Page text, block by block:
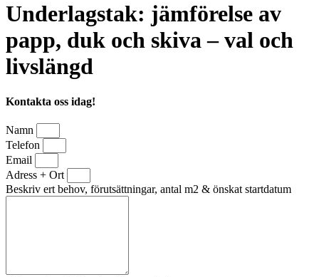
Underlagstak: jämförelse av
papp, duk och skiva – val och
livslängd
Kontakta oss idag!
Namn
Telefon
Email
Adress + Ort
Beskriv ert behov, förutsättningar, antal m2 & önskat startdatum